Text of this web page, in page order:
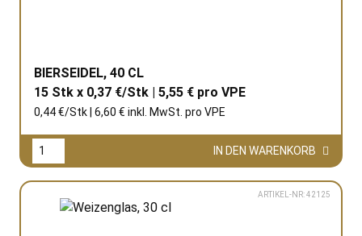
BIERSEIDEL, 40 CL
15 Stk x 0,37 €/Stk | 5,55 € pro VPE
0,44 €/Stk | 6,60 € inkl. MwSt. pro VPE
IN DEN WARENKORB
ARTIKEL-NR: 42125